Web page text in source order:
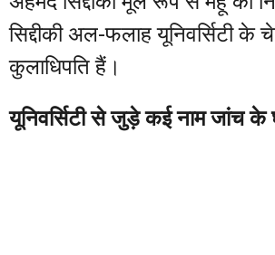
सिद्दीकी अल-फलाह यूनिवर्सिटी
कुलाधिपति हैं।
यूनिवर्सिटी से जुड़े कई नाम जांच के